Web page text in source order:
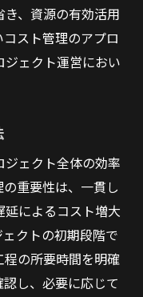
、資源の有効活用
スト管理のアプロ
ェクト運営におい
ェクト全体の効率
重要性は、一貫し
によるコスト増大
クトの初期段階で
の所要時間を明確
し、必要に応じて